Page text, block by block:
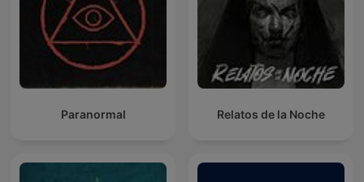
Paranormal Relatos de la Noche